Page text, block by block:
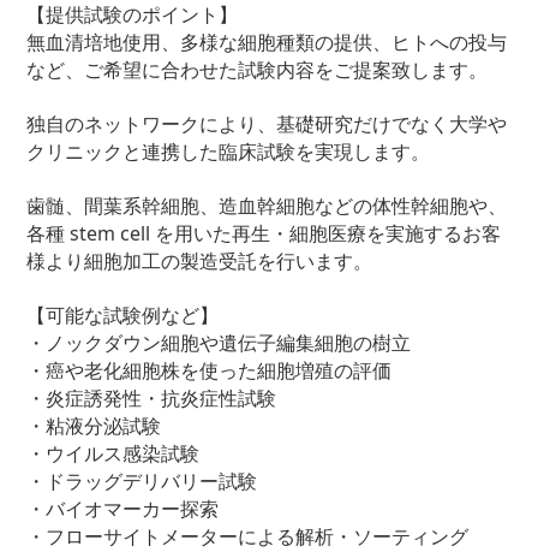
【提供試験のポイント】
無血清培地使用、多様な細胞種類の提供、ヒトへの投与
など、ご希望に合わせた試験内容をご提案致します。
独自のネットワークにより、基礎研究だけでなく大学や
クリニックと連携した臨床試験を実現します。
歯髄、間葉系幹細胞、造血幹細胞などの体性幹細胞や、
各種 stem cell を用いた再生・細胞医療を実施するお客
様より細胞加工の製造受託を行います。
【可能な試験例など】
・ノックダウン細胞や遺伝子編集細胞の樹立
・癌や老化細胞株を使った細胞増殖の評価
・炎症誘発性・抗炎症性試験
・粘液分泌試験
・ウイルス感染試験
・ドラッグデリバリー試験
・バイオマーカー探索
・フローサイトメーターによる解析・ソーティング